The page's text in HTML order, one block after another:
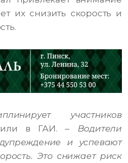
их снизить скорость и
участников
в ГАИ. – Водители
и успевают
Это снижает риск